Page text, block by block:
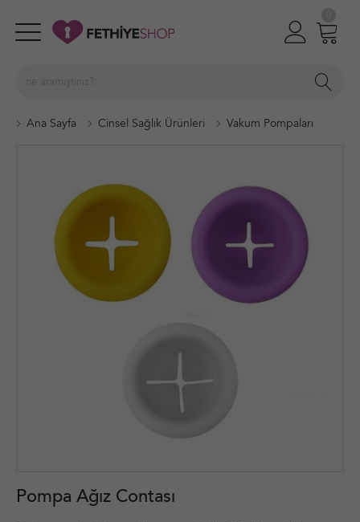
Ana Sayfa Cinsel Sağlık Ürünleri Vakum Pompaları
Pompa Ağız Contası